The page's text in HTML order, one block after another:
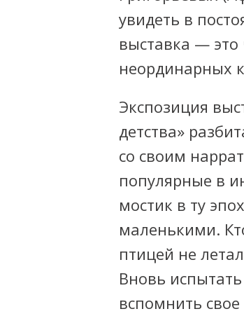
увидеть в
выставка —
неординарных
Экспозиция
детства»
со своим
популярные в
мостик в ту
маленькими.
птицей не
Вновь
вспомнить